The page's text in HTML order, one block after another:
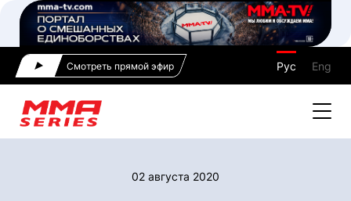
Смотреть прямой эфир Рус Eng
02 августа 2020